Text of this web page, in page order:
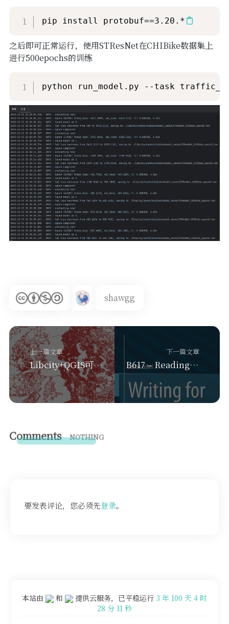
pip install protobuf==3.20.*
之后即可正常运行，使用STResNet在CHIBike数据集上
进行500epochs的训练
python run_model.py --task
shawgg
上一篇文章
Libcity+QGIS可视化Seattle数据集路网
下一篇文章
B617 – Reading & Writing for Computer Science
Comments NOTHING
要发表评论，您必须先登录。
本站由 和 提供云服务，已平稳运行 3 年 100 天 4 时
28 分 11 秒